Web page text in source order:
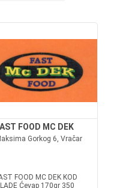
FOOD MC DEK
Gorkog 6, Vračar
FOOD MC DEK KOD
Ćevap 170gr 350